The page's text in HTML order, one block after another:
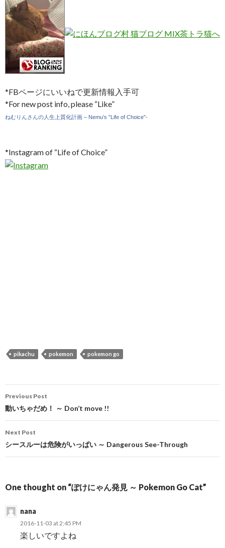
*FBページにいいねで更新情報入手可
*For new post info, please “Like”
ねむりんさんの人生上質化計画 – Nemu’s ”Life of Choice”-
*Instagram of “Life of Choice”
pikachu pokemon pokemon go
Post
navigation
Previous Post
動いちゃだめ！ ～ Don’t move !!
Next Post
シースルーは危険がいっぱい ～ Dangerous See-Through
One thought on “ぽけにゃん発見 ～ Pokemon Go Cat”
nana
2016-11-03 at 2:45 PM
楽しいですよね